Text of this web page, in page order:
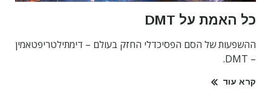
כל האמת על DMT
ההשפעות של הסם הפסיכדלי החזק בעולם – דימתילטריפטאמין
– DMT.
קרא עוד